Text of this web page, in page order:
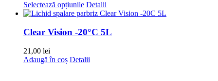
pot
fi
alese
în
Selectează opțiunile Acest
produs
mai
multe
Opțiunile
pot
Detalii
Clear Vision -20°C 5L
21,00 lei
Adaugă în coș Detalii